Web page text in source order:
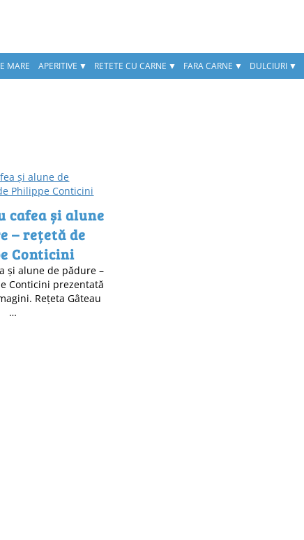
MARE APERITIVE RETETE CU CARNE FARA CARNE DULCIURI
cafea și alune
– rețetă de
Conticini
și alune de pădure –
Conticini prezentată
Rețeta Gâteau
…